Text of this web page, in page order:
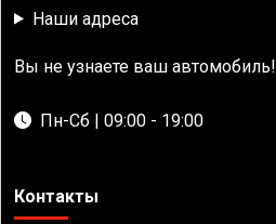
Наши адреса
Вы не узнаете ваш автомобиль!
Пн-Сб | 09:00 - 19:00
Контакты